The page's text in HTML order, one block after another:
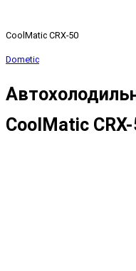
CoolMatic CRX-50
Dometic
CoolMatic